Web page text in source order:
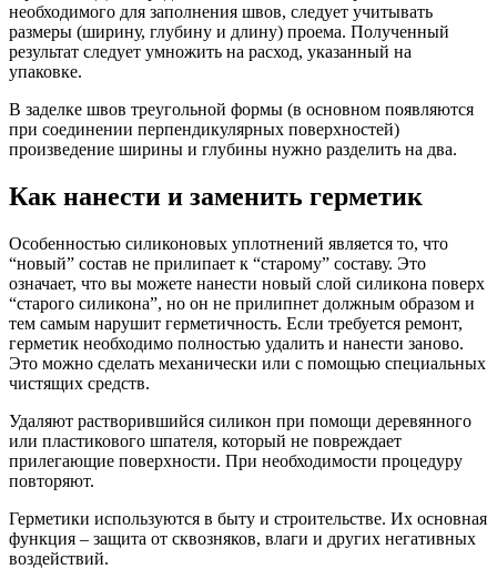
необходимого для заполнения швов, следует учитывать
размеры (ширину, глубину и длину) проема. Полученный
результат следует умножить на расход, указанный на
упаковке.
В заделке швов треугольной формы (в основном появляются
при соединении перпендикулярных поверхностей)
произведение ширины и глубины нужно разделить на два.
Как нанести и заменить герметик
Особенностью силиконовых уплотнений является то, что
“новый” состав не прилипает к “старому” составу. Это
означает, что вы можете нанести новый слой силикона поверх
“старого силикона”, но он не прилипнет должным образом и
тем самым нарушит герметичность. Если требуется ремонт,
герметик необходимо полностью удалить и нанести заново.
Это можно сделать механически или с помощью специальных
чистящих средств.
Удаляют растворившийся силикон при помощи деревянного
или пластикового шпателя, который не повреждает
прилегающие поверхности. При необходимости процедуру
повторяют.
Герметики используются в быту и строительстве. Их основная
функция – защита от сквозняков, влаги и других негативных
воздействий.